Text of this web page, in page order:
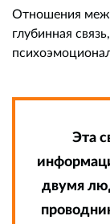
Отношения
глубинная
Эта
двумя